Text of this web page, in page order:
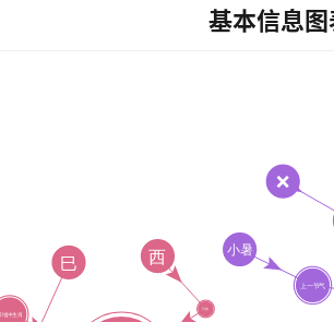
基本信息图